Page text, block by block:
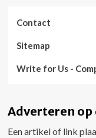
Contact
Sitemap
Write for Us -
Adverteren op
Een artikel of link